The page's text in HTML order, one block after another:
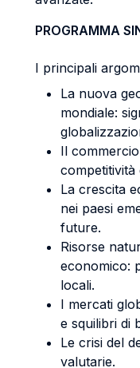
PROGRAMMA
I principali
La nuova
mondiale:
Il
competitività
La crescita
nei paesi
future.
Risorse
economico:
locali.
I mercati
e squilibri di
Le crisi del
valutarie.